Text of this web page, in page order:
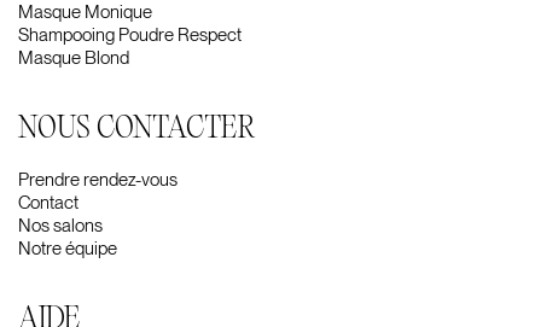
Masque Monique
Shampooing Poudre Respect
Masque Blond
NOUS CONTACTER
Prendre rendez-vous
Contact
Nos salons
Notre équipe
AIDE